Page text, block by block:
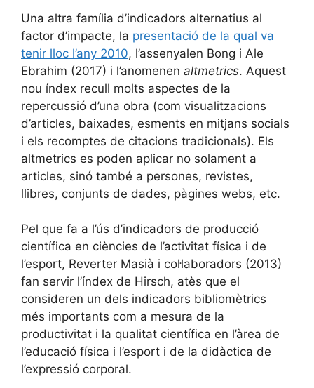
Una altra família d’indicadors alternatius al
factor d’impacte, la presentació de la qual va
tenir lloc l’any 2010, l’assenyalen Bong i Ale
Ebrahim (2017) i l’anomenen altmetrics. Aquest
nou índex recull molts aspectes de la
repercussió d’una obra (com visualitzacions
d’articles, baixades, esments en mitjans socials
i els recomptes de citacions tradicionals). Els
altmetrics es poden aplicar no solament a
articles, sinó també a persones, revistes,
llibres, conjunts de dades, pàgines webs, etc.
Pel que fa a l’ús d’indicadors de producció
científica en ciències de l’activitat física i de
l’esport, Reverter Masià i col·laboradors (2013)
fan servir l’índex de Hirsch, atès que el
consideren un dels indicadors bibliomètrics
més importants com a mesura de la
productivitat i la qualitat científica en l’àrea de
l’educació física i l’esport i de la didàctica de
l’expressió corporal.